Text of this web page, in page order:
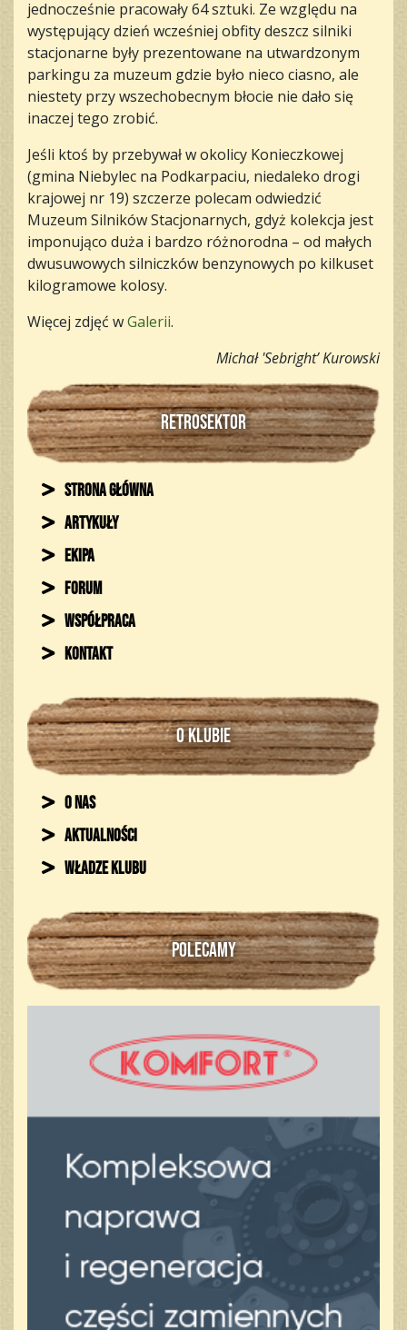
RETROSEKTOR
Strona główna
Artykuły
Ekipa
Forum
Współpraca
Kontakt
O KLUBIE
O nas
Aktualności
Władze klubu
POLECAMY
jednocześnie pracowały 64 sztuki. Ze względu na
występujący dzień wcześniej obfity deszcz silniki
stacjonarne były prezentowane na utwardzonym
parkingu za muzeum gdzie było nieco ciasno, ale
niestety przy wszechobecnym błocie nie dało się
inaczej tego zrobić.
Jeśli ktoś by przebywał w okolicy Konieczkowej
(gmina Niebylec na Podkarpaciu, niedaleko drogi
krajowej nr 19) szczerze polecam odwiedzić
Muzeum Silników Stacjonarnych, gdyż kolekcja jest
imponująco duża i bardzo różnorodna – od małych
dwusuwowych silniczków benzynowych po kilkuset
kilogramowe kolosy.
Więcej zdjęć wGalerii.
Michał 'Sebright’ Kurowski